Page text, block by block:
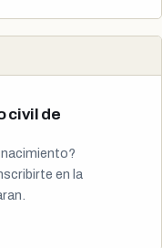
civil de
en la